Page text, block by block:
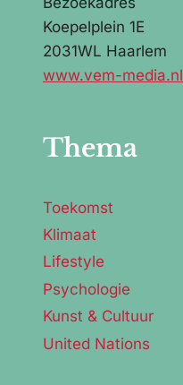
Koepelplein 1E
2031WL Haarlem
www.vem-media.nl
Thema
Toekomst
Klimaat
Lifestyle
Psychologie
Kunst & Cultuur
United Nations